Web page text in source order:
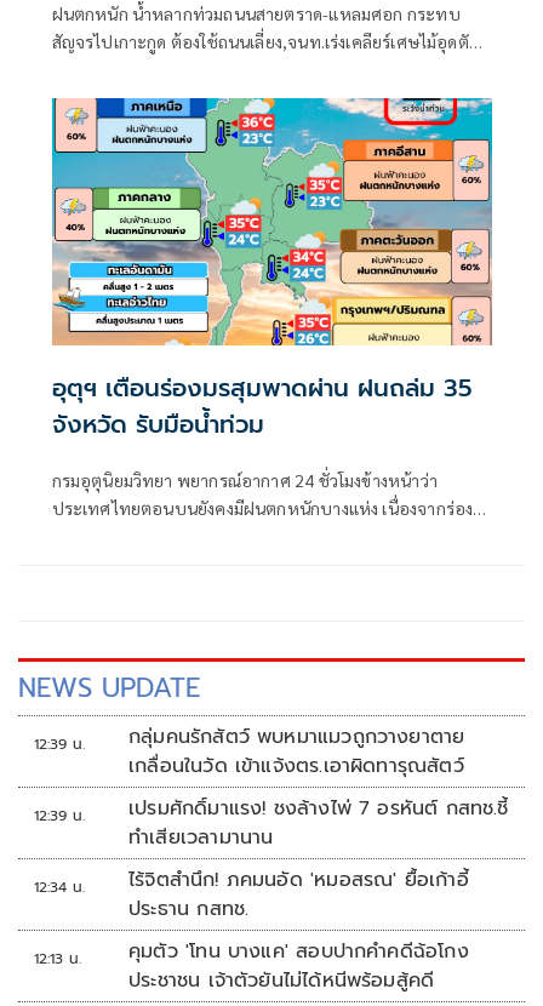
ฝนตกหนัก น้ำหลากท่วมถนนสายตราด-แหลมศอก กระทบ
สัญจรไปเกาะกูด ต้องใช้ถนนเลี่ยง,จนท.เร่งเคลียร์เศษไม้อุดตัน
อุตุฯ เตือนร่องมรสุมพาดผ่าน ฝนถล่ม 35
จังหวัด รับมือน้ำท่วม
กรมอุตุนิยมวิทยา พยากรณ์อากาศ 24 ชั่วโมงข้างหน้าว่า
ประเทศไทยตอนบนยังคงมีฝนตกหนักบางแห่ง เนื่องจากร่อง
NEWS UPDATE
12:39 น.
กลุ่มคนรักสัตว์ พบหมาแมวถูกวางยาตาย
เกลื่อนในวัด เข้าแจ้งตร.เอาผิดทารุณสัตว์
12:39 น.
เปรมศักดิ์มาแรง! ชงล้างไพ่ 7 อรหันต์ กสทช.ชี้
ทำเสียเวลามานาน
12:34 น.
ไร้จิตสำนึก! ภคมนอัด 'หมอสรณ' ยื้อเก้าอี้
ประธาน กสทช.
12:13 น.
คุมตัว 'โทน บางแค' สอบปากคำคดีฉ้อโกง
ประชาชน เจ้าตัวยันไม่ได้หนีพร้อมสู้คดี